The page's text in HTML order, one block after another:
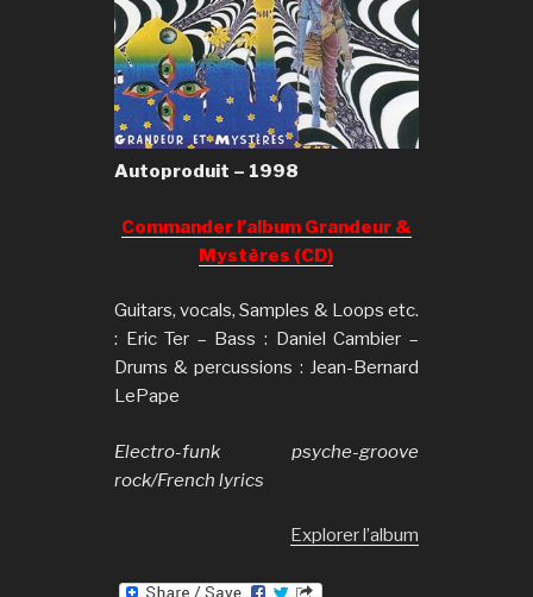
Autoproduit – 1998
Commander l’album Grandeur &
Mystères (CD)
Guitars, vocals, Samples & Loops etc.
: Eric Ter – Bass : Daniel Cambier –
Drums & percussions : Jean-Bernard
LePape
Electro-funk psyche-groove
rock/French lyrics
Explorer l’album